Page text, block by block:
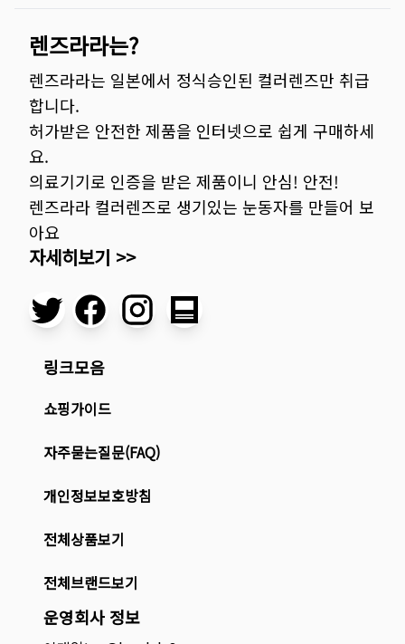
렌즈라라는?
렌즈라라는 일본에서 정식승인된 컬러렌즈만 취급
합니다.
허가받은 안전한 제품을 인터넷으로 쉽게 구매하세
요.
의료기기로 인증을 받은 제품이니 안심! 안전!
렌즈라라 컬러렌즈로 생기있는 눈동자를 만들어 보
아요
자세히보기 >>
링크모음
쇼핑가이드
자주묻는질문(FAQ)
개인정보보호방침
전체상품보기
전체브랜드보기
운영회사 정보